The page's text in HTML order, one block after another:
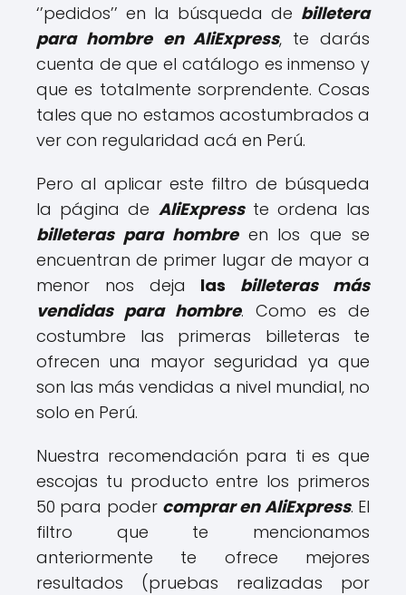
‘’pedidos’’ en la búsqueda de billetera
para hombre en AliExpress, te darás
cuenta de que el catálogo es inmenso y
que es totalmente sorprendente. Cosas
tales que no estamos acostumbrados a
ver con regularidad acá en Perú.
Pero al aplicar este filtro de búsqueda
la página de AliExpresste ordena las
billeteras para hombreen los que se
encuentran de primer lugar de mayor a
menor nos deja las billeteras más
vendidas para hombre. Como es de
costumbre las primeras billeteras te
ofrecen una mayor seguridad ya que
son las más vendidas a nivel mundial, no
solo en Perú.
Nuestra recomendación para ti es que
escojas tu producto entre los primeros
50 para poder comprar en AliExpress. El
filtro que te mencionamos
anteriormente te ofrece mejores
resultados (pruebas realizadas por